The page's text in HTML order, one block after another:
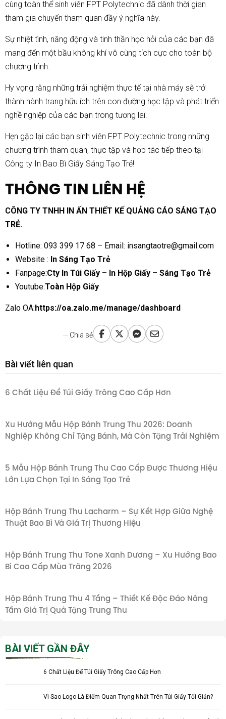
cùng toàn thể sinh viên FPT Polytechnic đã dành thời gian
tham gia chuyến tham quan đầy ý nghĩa này.
Sự nhiệt tình, năng động và tinh thần học hỏi của các bạn đã
mang đến một bầu không khí vô cùng tích cực cho toàn bộ
chương trình.
Hy vọng rằng những trải nghiệm thực tế tại nhà máy sẽ trở
thành hành trang hữu ích trên con đường học tập và phát triển
nghề nghiệp của các bạn trong tương lai.
Hẹn gặp lại các bạn sinh viên FPT Polytechnic trong những
chương trình tham quan, thực tập và hợp tác tiếp theo tại
Công ty In Bao Bì Giấy Sáng Tạo Trẻ!
THÔNG TIN LIÊN HỆ
CÔNG TY TNHH IN ẤN THIẾT KẾ QUẢNG CÁO SÁNG TẠO
TRẺ.
Hotline: 093 399 17 68 – Email: insangtaotre@gmail.com
Website : In Sáng Tạo Trẻ
Fanpage:Cty In Túi Giấy – In Hộp Giấy – Sáng Tạo Trẻ
Youtube:Toàn Hộp Giấy
Zalo OA:https://oa.zalo.me/manage/dashboard
Chia sẻ
Bài viết liên quan
6 Chất Liệu Để Túi Giấy Trông Cao Cấp Hơn
Xu Hướng Mẫu Hộp Bánh Trung Thu 2026: Doanh
Nghiệp Không Chỉ Tặng Bánh, Mà Còn Tặng Trải Nghiệm
5 Mẫu Hộp Bánh Trung Thu Cao Cấp Được Thương Hiệu
Lớn Lựa Chọn Tại In Sáng Tạo Trẻ
Hộp Bánh Trung Thu Lacharm – Sự Kết Hợp Giữa Nghệ
Thuật Bao Bì Và Giá Trị Thương Hiệu
Hộp Bánh Trung Thu Tone Xanh Dương – Xu Hướng Bao
Bì Cao Cấp Mùa Trăng 2026
Hộp Bánh Trung Thu 4 Tầng – Thiết Kế Độc Đáo Nâng
Tầm Giá Trị Quà Tặng Trung Thu
BÀI VIẾT GẦN ĐÂY
6 Chất Liệu Để Túi Giấy Trông Cao Cấp Hơn
Vì Sao Logo Là Điểm Quan Trọng Nhất Trên Túi Giấy Tối Giản?